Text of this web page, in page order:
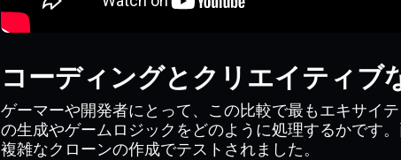
コーディングとクリエイティブ
ゲーマーや開発者にとって、この比較で最もエキサイ
の生成やゲームロジックをどのように処理するかです
複雑なクローンの作成でテストされました。